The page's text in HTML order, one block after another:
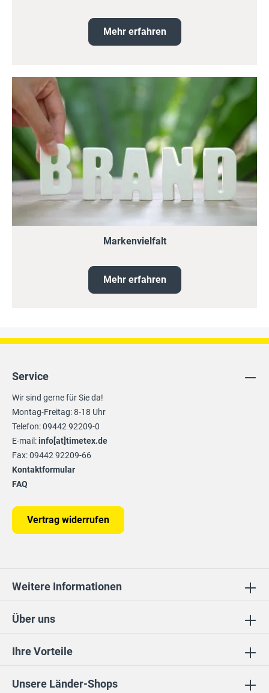
Mehr erfahren
Markenvielfalt
Mehr erfahren
Ihre Vorteile
Unsere Länder-Shops
Über uns
Service
Wir sind gerne für Sie da!
Montag-Freitag: 8-18 Uhr
Telefon: 09442 92209-0
E-mail:info[at]timetex.de
Fax: 09442 92209-66
Kontaktformular
FAQ
Vertrag widerrufen
Weitere Informationen